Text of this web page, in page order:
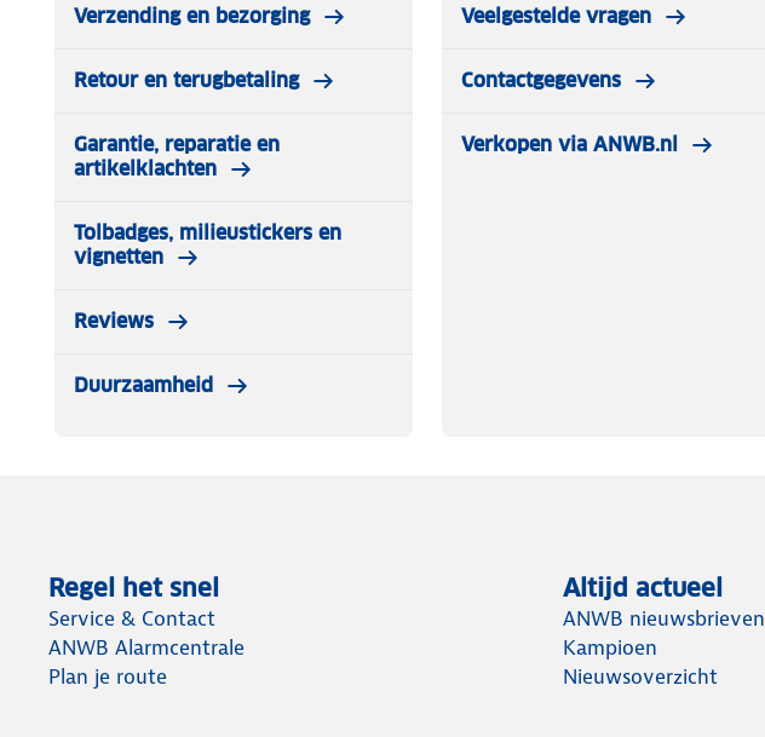
Verzending en bezorging
Retour en terugbetaling
Garantie, reparatie en
artikelklachten
Tolbadges, milieustickers en
vignetten
Reviews
Duurzaamheid
Veelgestelde vragen
Contactgegevens
Verkopen via ANWB.nl
Regel het snel
Service & Contact
ANWB Alarmcentrale
Plan je route
Altijd actueel
ANWB nieuwsbrieven
Kampioen
Nieuwsoverzicht